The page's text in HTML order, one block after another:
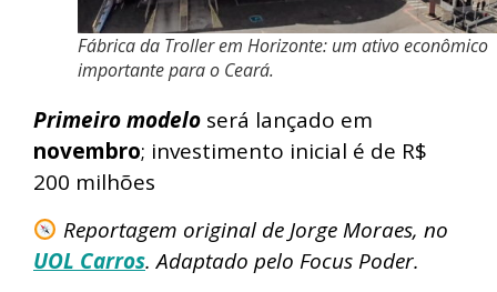
Fábrica da Troller em Horizonte: um ativo econômico
importante para o Ceará.
Primeiro modelo será lançado em
novembro; investimento inicial é de R$
200 milhões
Reportagem original de Jorge Moraes, no
UOL Carros. Adaptado pelo Focus Poder.